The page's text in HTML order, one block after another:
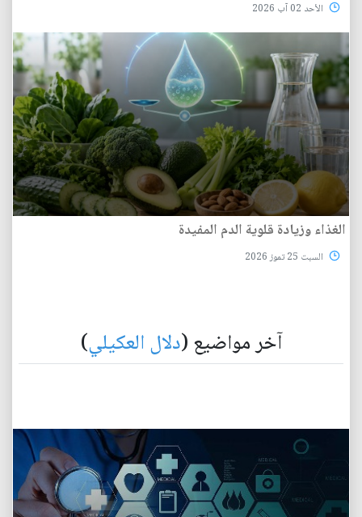
الأحد 02 آب 2026
الغذاء وزيادة قلوية الدم المفيدة
السبت 25 تموز 2026
آخر مواضيع (دلال العكيلي)